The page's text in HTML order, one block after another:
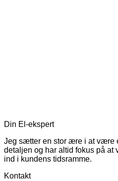
Din El-ekspert
Jeg sætter en stor ære i at være
detaljen og har altid fokus på
ind i kundens tidsramme.
Kontakt